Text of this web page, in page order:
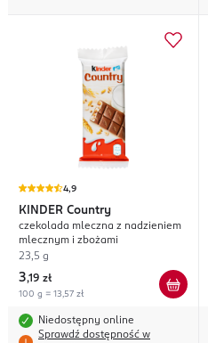
4,9
KINDER Country
czekolada mleczna z nadzieniem
mlecznym i zbożami
23,5 g
3,19 zł
100 g = 13,57 zł
Niedostępny online
Sprawdź dostępność w